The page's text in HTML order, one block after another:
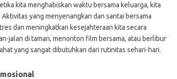
kita menghabiskan waktu bersama keluarga, kita
yang menyenangkan dan santai bersama
dan meningkatkan kesejahteraan kita secara
jalan di taman, menonton film bersama, atau berlibur
yang sangat dibutuhkan dari rutinitas sehari-hari.